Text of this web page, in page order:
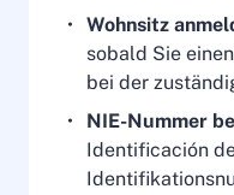
Wohnsitz
sobald Sie
bei der
NIE-Nummer
Identificación